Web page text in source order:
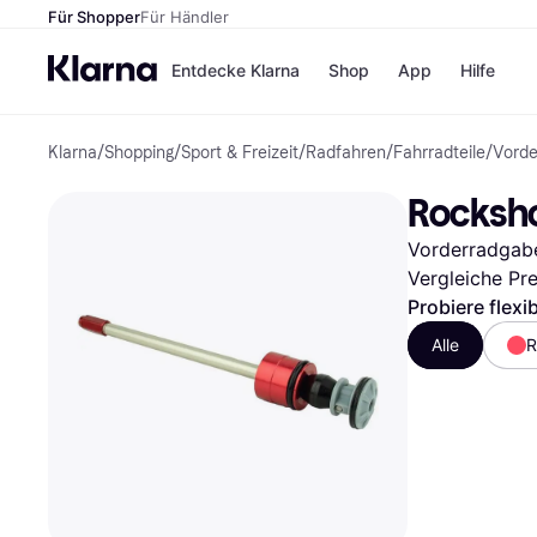
Für ShopperFür Händler
Entdecke Klarna
Zahlungsmethoden
Sofort bezahlen
Bezahle in 3
Teilzahlungen
Bezahle in bis zu 30
Ratenzahlung
Shop
Shops
H&M
Temu
Alle Shops
App Hilfe
Klarna/Shopping/Sport & Freizeit/Radfahren/Fahrradteile/
Vergleiche
Probiere
Alle